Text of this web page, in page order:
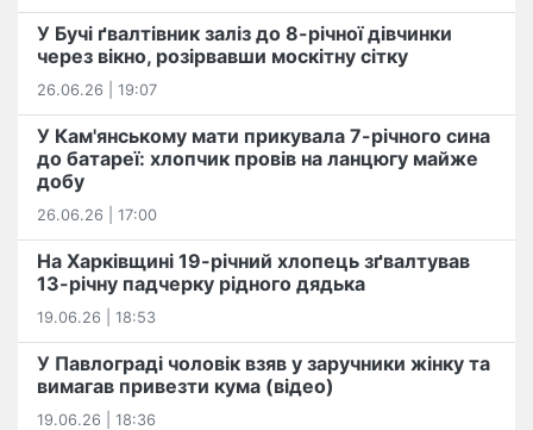
У Бучі ґвалтівник заліз до 8-річної дівчинки
через вікно, розірвавши москітну сітку
26.06.26 | 19:07
У Кам'янському мати прикувала 7-річного сина
до батареї: хлопчик провів на ланцюгу майже
добу
26.06.26 | 17:00
На Харківщині 19-річний хлопець​ ️зґвалтував
13-річну падчерку рідного дядька
19.06.26 | 18:53
У Павлограді чоловік взяв у заручники жінку та
вимагав привезти кума (відео)
19.06.26 | 18:36